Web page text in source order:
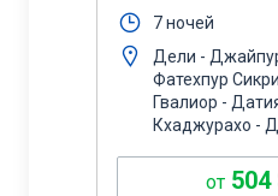
7 ночей
Дели -
Фатехпур
Гвалиор -
Кхаджурахо -
от504